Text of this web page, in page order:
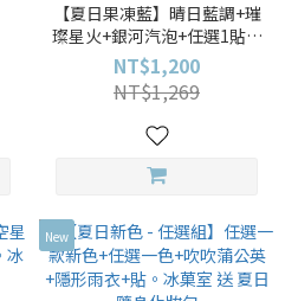
【夏日果凍藍】晴日藍調+璀
璨星火+銀河汽泡+任選1貼紙
送 Hi 束口袋
NT$1,200
NT$1,269
New